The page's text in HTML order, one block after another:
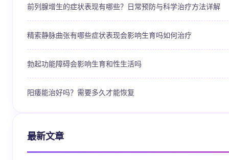
前列腺增生的症状表现有哪些？日常预防与科学治疗方法详解
精索静脉曲张有哪些症状表现会影响生育吗如何治疗
勃起功能障碍会影响生育和性生活吗
阳痿能治好吗？需要多久才能恢复
最新文章